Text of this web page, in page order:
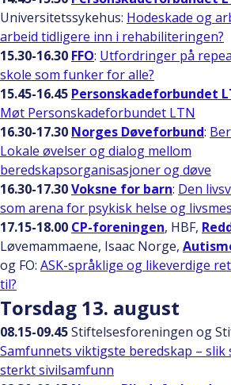
Universitetssykehus: Hodeskade og
arbeid tidligere inn i rehabiliteringen?
15.30-16.30 FFO: Utfordringer på
skole som funker for alle?
15.45-16.45 Personskadeforbundet
Møt Personskadeforbundet LTN
16.30-17.30 Norges Døveforbund:
Lokale øvelser og dialog mellom
beredskapsorganisasjoner og døve
16.30-17.30Voksne for barn: Den
som arena for psykisk helse og
17.15-18.00 CP-foreningen, HBF,
Løvemammaene, Isaac Norge,
og FO: ASK-språklige og likeverdige
til?
Torsdag 13. august
08.15-09.45Stiftelsesforeningen og
Samfunnets viktigste beredskap –
sterkt sivilsamfunn